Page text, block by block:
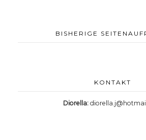
BISHERIGE
KONTAKT
Diorella: